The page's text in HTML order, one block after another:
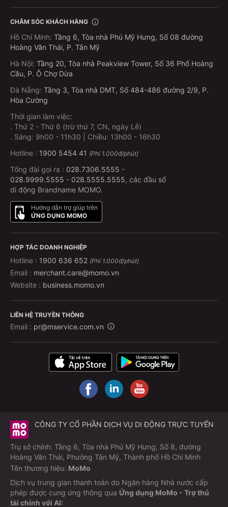
CHĂM SÓC KHÁCH HÀNG
Hồ Chí Minh: Tầng 6, Tòa nhà Phú Mỹ Hưng, Số 08 đường
Hoàng Văn Thái, P. Tân Mỹ
Hà Nội: Tầng 20, Tòa nhà Peakview Tower, Số 36 Phố Hoàng
Cầu, P. Ô Chợ Dừa
Đà Nẵng: Tầng 3, Tòa nhà DMT, Số 484-486 đường 2/9, P.
Hòa Cường
Thời gian làm việc:
. Thứ 2 - Thứ 6 (trừ thứ 7, CN, ngày Lễ)
. Sáng: 9h00 - 11h30 | Chiều: 13h00 - 16h30
Hotline : 1900 5454 41 (Phí 1.000đ/phút)
Tổng đài gọi ra : 028.7306.5555 -
028.9999.5555 - 028.5555.5555, các đầu số
di động Brandname MOMO.
Hướng dẫn trợ giúp trên
ỨNG DỤNG MOMO
HỢP TÁC DOANH NGHIỆP
Hotline : 1900 636 652 (Phí 1.000đ/phút)
Email : merchant.care@momo.vn
Website : business.momo.vn
LIÊN HỆ TRUYỀN THÔNG
Email : pr@mservice.com.vn
CÔNG TY CỔ PHẦN DỊCH VỤ DI ĐỘNG TRỰC TUYẾN
Trụ sở chính: Tầng 6, Tòa nhà Phú Mỹ Hưng, Số 8, đường
Hoàng Văn Thái, Phường Tân Mỹ, Thành phố Hồ Chí Minh
Tên thương hiệu: MoMo
Dịch vụ trung gian thanh toán do Ngân hàng Nhà nước cấp
phép được cung ứng thông qua Ứng dụng MoMo - Trợ thủ
tài chính với AI: